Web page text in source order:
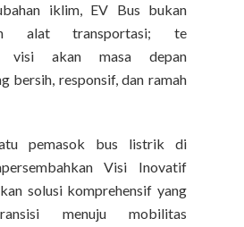
iklim, EV Bus bukan
alat transportasi; te
visi akan masa depan
bersih, responsif, dan ramah
pemasok bus listrik di
Visi Inovatif
solusi komprehensif yang
menuju mobilitas